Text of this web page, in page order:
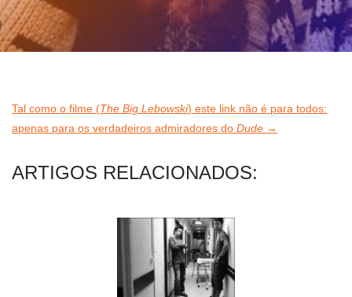
Tal como o filme (The Big Lebowski) este link não é para todos:
apenas para os verdadeiros admiradores do Dude →
ARTIGOS RELACIONADOS: